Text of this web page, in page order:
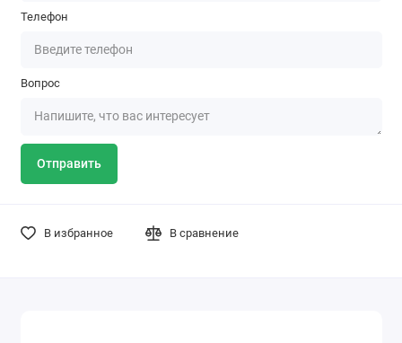
Телефон
Вопрос
Отправить
В избранное В сравнение